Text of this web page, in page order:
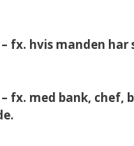
fx. hvis manden
fx. med bank,